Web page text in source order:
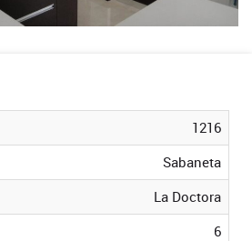
1216
Sabaneta
La Doctora
6